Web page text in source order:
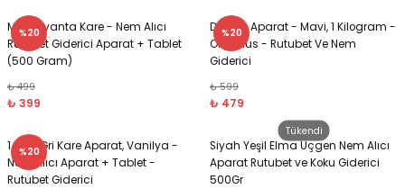
%20
Mor, Lavanta Kare - Nem Alıcı
Rutubet Giderici Aparat + Tablet
(500 Gram)
₺ 499
₺ 399
%20
Damla Aparat - Mavi, 1 Kilogram -
Okyanus - Rutubet Ve Nem
Giderici
₺ 599
₺ 479
%20
1 Kg - Gri Kare Aparat, Vanilya -
Nem Alıcı Aparat + Tablet -
Rutubet Giderici
Tükendi
Siyah Yeşil Elma Üçgen Nem Alıcı
Aparat Rutubet ve Koku Giderici
500Gr